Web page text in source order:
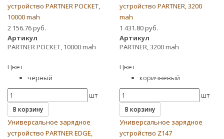
устройство PARTNER POCKET,
10000 mah
2 156.76 руб.
Артикул
PARTNER POCKET, 10000 mah
Цвет
черный
шт
В корзину
устройство PARTNER, 3200
mah
1 431.80 руб.
Артикул
PARTNER, 3200 mah
Цвет
коричневый
шт
В корзину
Универсальное зарядное
устройство PARTNER EDGE,
Универсальное зарядное
устройство Z147